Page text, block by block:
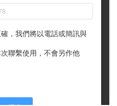
，我們將以電話或簡訊與
聯繫使用，不會另作他